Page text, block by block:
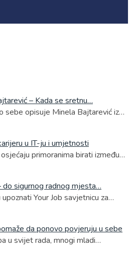
– Kada se sretnu…
sebe opisuje Minela Bajtarević iz…
u IT-ju i umjetnosti
primoranima birati između…
do sigurnog radnog mjesta…
Your Job savjetnicu za…
da ponovo povjeruju u sebe
u svijet rada, mnogi mladi…